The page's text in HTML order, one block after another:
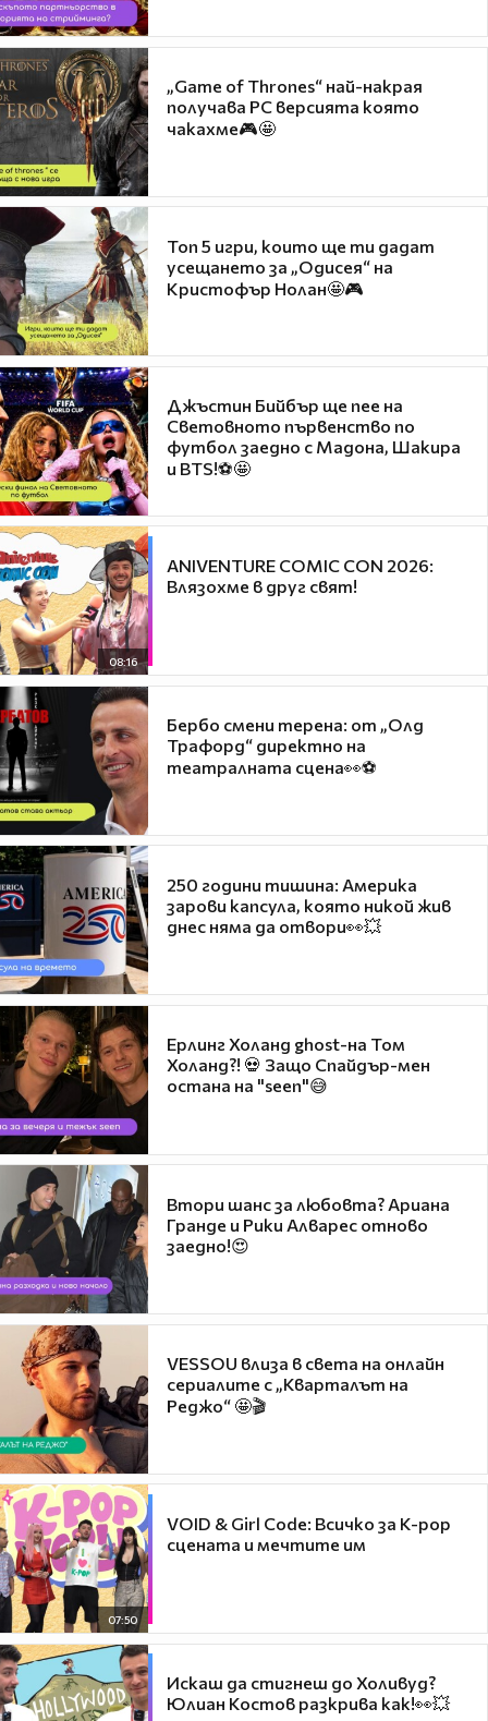
„Game of Thrones“ най-накрая
получава PC версията която
чакахме🎮🤩
Топ 5 игри, които ще ти дадат
усещането за „Одисея“ на
Кристофър Нолан🤩🎮
Джъстин Бийбър ще пее на
Световното първенство по
футбол заедно с Мадона, Шакира
и BTS!⚽🤩
08:16
ANIVENTURE COMIC CON 2026:
Влязохме в друг свят!
Бербо смени терена: от „Олд
Трафорд“ директно на
театралната сцена👀⚽
250 години тишина: Америка
зарови капсула, която никой жив
днес няма да отвори👀💥
Ерлинг Холанд ghost-на Том
Холанд?! 💀 Защо Спайдър-мен
остана на "seen"😅
Втори шанс за любовта? Ариана
Гранде и Рики Алварес отново
заедно!😍
VESSOU влиза в света на онлайн
сериалите с „Кварталът на
Реджо“ 🤩🎬
07:50
VOID & Girl Code: Всичко за K-pop
сцената и мечтите им
Искаш да стигнеш до Холивуд?
Юлиан Костов разкрива как!👀💥